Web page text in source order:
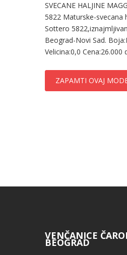
SVECANE HALJINE
5822 Maturske-svecana
Sottero
Beograd-Novi Sad.
Velicina:0,0 Cena:26.000
ZAPAMTI OVAJ
VENČANICE
BEOGRAD